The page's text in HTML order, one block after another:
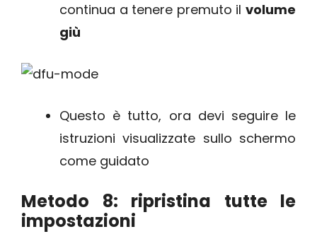
continua a tenere premuto il volume
giù
Questo è tutto, ora devi seguire le
istruzioni visualizzate sullo schermo
come guidato
Metodo 8: ripristina tutte le
impostazioni